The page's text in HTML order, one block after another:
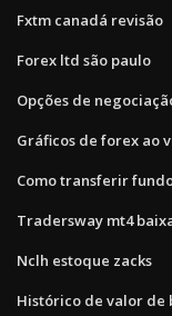
Fxtm canadá revisão
Forex ltd são paulo
Opções de
Gráficos de forex ao
Como transferir
Tradersway mt4
Nclh estoque zacks
Histórico de valor de